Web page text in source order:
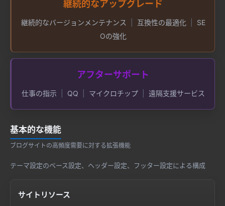
継続的なアップグレード
継続的なバージョンメンテナンス 互換性の最適化
SE
Oの強化
アフターサポート
仕事の指示 QQ マイクロチップ 遠隔支援サービス
基本的な機能
ブログサイトの高頻度需要に対する拡張機能
テーマ設定のベース設定、ヘッダー設定、フッター設定による構成
サイトリソース